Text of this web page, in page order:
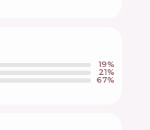
19%
21%
67%